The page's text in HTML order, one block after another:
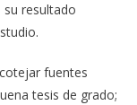
su resultado
fuentes
tesis de grado;